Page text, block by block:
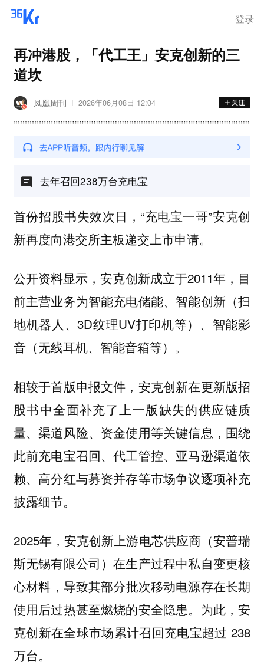
登录
再冲港股，「代工王」安克创新的三
道坎
凤凰周刊 2026年06月08日 12:04
去年召回238万台充电宝
首份招股书失效次日，“充电宝一哥”安克创
新再度向港交所主板递交上市申请。
公开资料显示，安克创新成立于2011年，目
前主营业务为智能充电储能、智能创新（扫
地机器人、3D纹理UV打印机等）、智能影
音‌（无线耳机、智能音箱等）。
相较于首版申报文件，安克创新在更新版招
股书中全面补充了上一版缺失的供应链质
量、渠道风险、资金使用等关键信息，围绕
此前充电宝召回、代工管控、亚马逊渠道依
赖、高分红与募资并存等市场争议逐项补充
披露细节。
2025年，安克创新上游电芯供应商（安普瑞
斯无锡有限公司）在生产过程中‌私自变更核
心材料‌，导致其部分批次移动电源存在长期
使用后过热甚至燃烧的安全隐患。为此，安
克创新在全球市场累计召回充电宝超过 ‌238
万台‌。